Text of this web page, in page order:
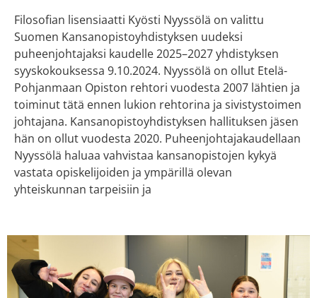
Filosofian lisensiaatti Kyösti Nyyssölä on valittu
Suomen Kansanopistoyhdistyksen uudeksi
puheenjohtajaksi kaudelle 2025–2027 yhdistyksen
syyskokouksessa 9.10.2024. Nyyssölä on ollut Etelä-
Pohjanmaan Opiston rehtori vuodesta 2007 lähtien ja
toiminut tätä ennen lukion rehtorina ja sivistystoimen
johtajana. Kansanopistoyhdistyksen hallituksen jäsen
hän on ollut vuodesta 2020. Puheenjohtajakaudellaan
Nyyssölä haluaa vahvistaa kansanopistojen kykyä
vastata opiskelijoiden ja ympärillä olevan
yhteiskunnan tarpeisiin ja